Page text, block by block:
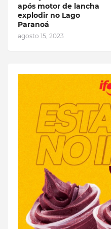
após motor de lancha
explodir no Lago
Paranoá
agosto 15, 2023